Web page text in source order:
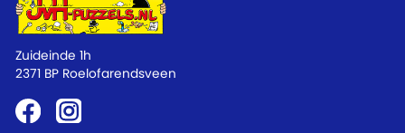
Zuideinde 1h
2371 BP Roelofarendsveen